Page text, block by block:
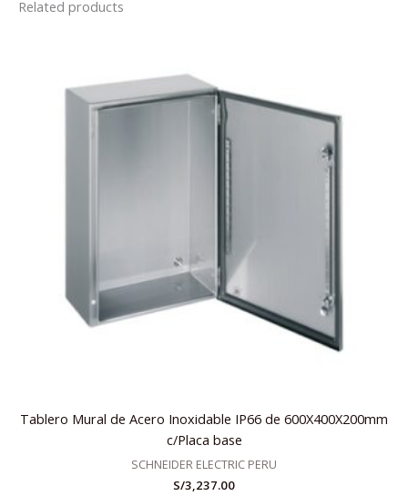
Related products
Tablero Mural de Acero Inoxidable IP66 de 600X400X200mm
c/Placa base
SCHNEIDER ELECTRIC PERU
S/3,237.00